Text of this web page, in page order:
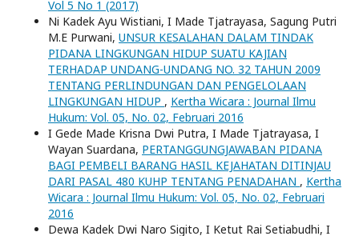
Vol 5 No 1 (2017)
Ni Kadek Ayu Wistiani, I Made Tjatrayasa, Sagung Putri
M.E Purwani, UNSUR KESALAHAN DALAM TINDAK
PIDANA LINGKUNGAN HIDUP SUATU KAJIAN
TERHADAP UNDANG-UNDANG NO. 32 TAHUN 2009
TENTANG PERLINDUNGAN DAN PENGELOLAAN
LINGKUNGAN HIDUP , Kertha Wicara : Journal Ilmu
Hukum: Vol. 05, No. 02, Februari 2016
I Gede Made Krisna Dwi Putra, I Made Tjatrayasa, I
Wayan Suardana, PERTANGGUNGJAWABAN PIDANA
BAGI PEMBELI BARANG HASIL KEJAHATAN DITINJAU
DARI PASAL 480 KUHP TENTANG PENADAHAN , Kertha
Wicara : Journal Ilmu Hukum: Vol. 05, No. 02, Februari
2016
Dewa Kadek Dwi Naro Sigito, I Ketut Rai Setiabudhi, I